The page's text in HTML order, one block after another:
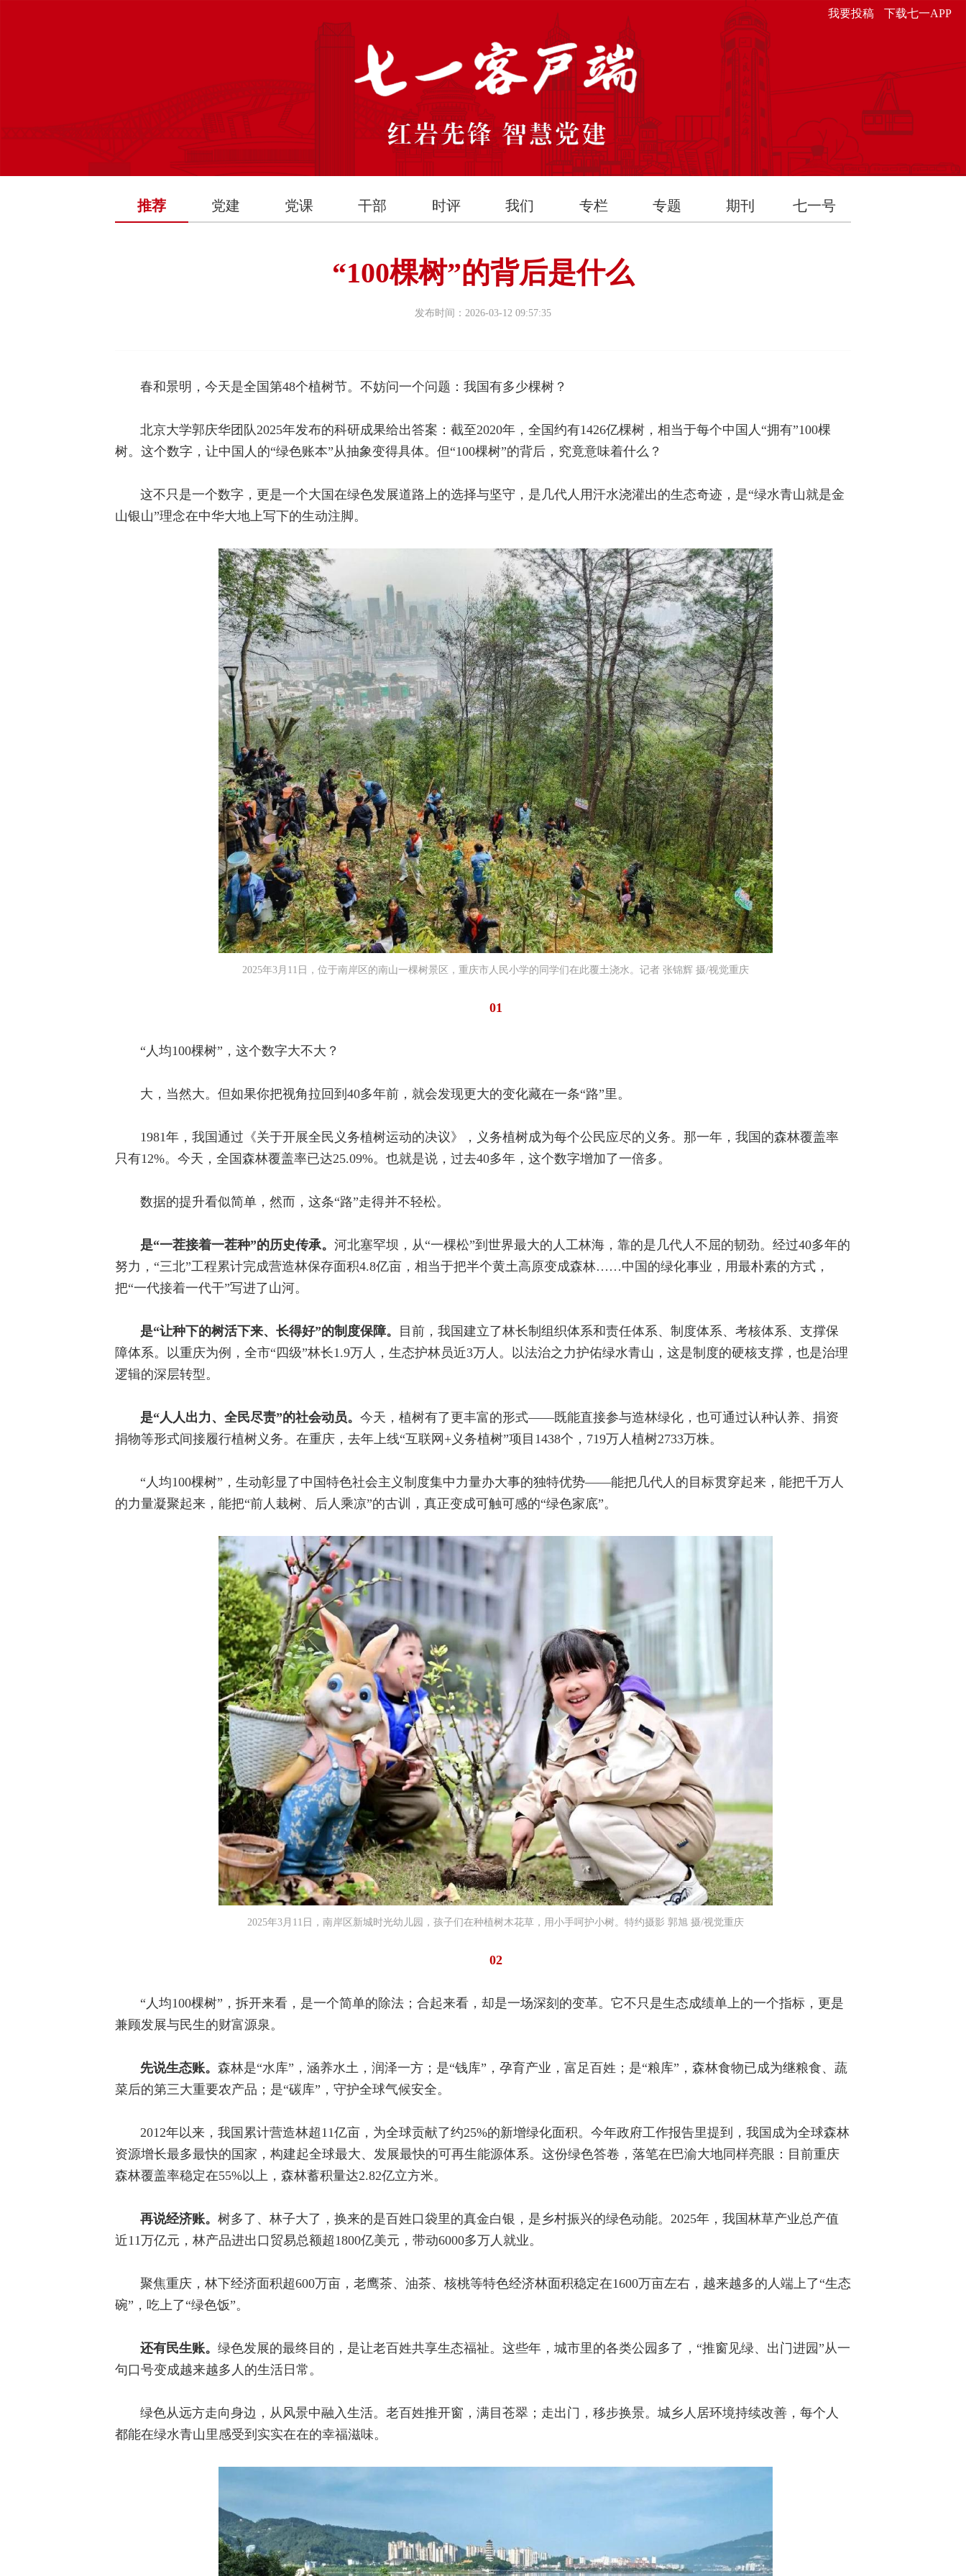
我要投稿 下载七一APP
推荐 党建 党课 干部 时评 我们 专栏 专题 期刊 七一号
“100棵树”的背后是什么
发布时间：2026-03-12 09:57:35
春和景明，今天是全国第48个植树节。不妨问一个问题：我国有多少棵树？
北京大学郭庆华团队2025年发布的科研成果给出答案：截至2020年，全国约有1426亿棵树，相当于每个中国人“拥有”100棵
树。这个数字，让中国人的“绿色账本”从抽象变得具体。但“100棵树”的背后，究竟意味着什么？
这不只是一个数字，更是一个大国在绿色发展道路上的选择与坚守，是几代人用汗水浇灌出的生态奇迹，是“绿水青山就是金
山银山”理念在中华大地上写下的生动注脚。
2025年3月11日，位于南岸区的南山一棵树景区，重庆市人民小学的同学们在此覆土浇水。记者 张锦辉 摄/视觉重庆
01
“人均100棵树”，这个数字大不大？
大，当然大。但如果你把视角拉回到40多年前，就会发现更大的变化藏在一条“路”里。
1981年，我国通过《关于开展全民义务植树运动的决议》，义务植树成为每个公民应尽的义务。那一年，我国的森林覆盖率
只有12%。今天，全国森林覆盖率已达25.09%。也就是说，过去40多年，这个数字增加了一倍多。
数据的提升看似简单，然而，这条“路”走得并不轻松。
是“一茬接着一茬种”的历史传承。 河北塞罕坝，从“一棵松”到世界最大的人工林海，靠的是几代人不屈的韧劲。经过40多年的
努力，“三北”工程累计完成营造林保存面积4.8亿亩，相当于把半个黄土高原变成森林……中国的绿化事业，用最朴素的方式，
把“一代接着一代干”写进了山河。
是“让种下的树活下来、长得好”的制度保障。
目前，我国建立了林长制组织体系和责任体系、制度体系、考核体系、支撑保
障体系。以重庆为例，全市“四级”林长1.9万人，生态护林员近3万人。以法治之力护佑绿水青山，这是制度的硬核支撑，也是治理
逻辑的深层转型。
是“人人出力、全民尽责”的社会动员。 今天，植树有了更丰富的形式——既能直接参与造林绿化，也可通过认种认养、捐资
捐物等形式间接履行植树义务。在重庆，去年上线“互联网+义务植树”项目1438个，719万人植树2733万株。
“人均100棵树”，生动彰显了中国特色社会主义制度集中力量办大事的独特优势——能把几代人的目标贯穿起来，能把千万人
的力量凝聚起来，能把“前人栽树、后人乘凉”的古训，真正变成可触可感的“绿色家底”。
2025年3月11日，南岸区新城时光幼儿园，孩子们在种植树木花草，用小手呵护小树。特约摄影 郭旭 摄/视觉重庆
02
“人均100棵树”，拆开来看，是一个简单的除法；合起来看，却是一场深刻的变革。它不只是生态成绩单上的一个指标，更是
兼顾发展与民生的财富源泉。
先说生态账。 森林是“水库”，涵养水土，润泽一方；是“钱库”，孕育产业，富足百姓；是“粮库”，森林食物已成为继粮食、蔬
菜后的第三大重要农产品；是“碳库”，守护全球气候安全。
2012年以来，我国累计营造林超11亿亩，为全球贡献了约25%的新增绿化面积。今年政府工作报告里提到，我国成为全球森林
资源增长最多最快的国家，构建起全球最大、发展最快的可再生能源体系。这份绿色答卷，落笔在巴渝大地同样亮眼：目前重庆
森林覆盖率稳定在55%以上，森林蓄积量达2.82亿立方米。
再说经济账。 树多了、林子大了，换来的是百姓口袋里的真金白银，是乡村振兴的绿色动能。2025年，我国林草产业总产值
近11万亿元，林产品进出口贸易总额超1800亿美元，带动6000多万人就业。
聚焦重庆，林下经济面积超600万亩，老鹰茶、油茶、核桃等特色经济林面积稳定在1600万亩左右，越来越多的人端上了“生态
碗”，吃上了“绿色饭”。
还有民生账。 绿色发展的最终目的，是让老百姓共享生态福祉。这些年，城市里的各类公园多了，“推窗见绿、出门进园”从一
句口号变成越来越多人的生活日常。
绿色从远方走向身边，从风景中融入生活。老百姓推开窗，满目苍翠；走出门，移步换景。城乡人居环境持续改善，每个人
都能在绿水青山里感受到实实在在的幸福滋味。